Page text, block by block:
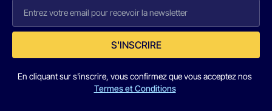
S'INSCRIRE
En cliquant sur s'inscrire, vous confirmez que vous acceptez nos
Termes et Conditions